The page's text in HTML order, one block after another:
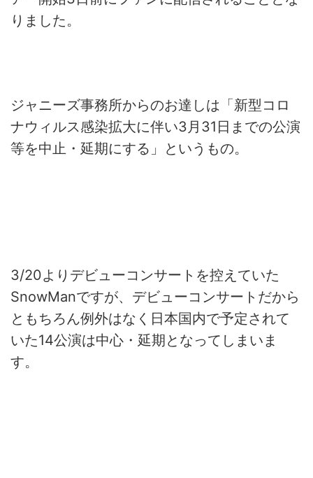
りました。
ジャニーズ事務所からのお達しは「新型コロ
ナウィルス感染拡大に伴い3月31日までの公演
等を中止・延期にする」というもの。
3/20よりデビューコンサートを控えていた
SnowManですが、デビューコンサートだから
ともちろん例外はなく日本国内で予定されて
いた14公演は中心・延期となってしまいま
す。